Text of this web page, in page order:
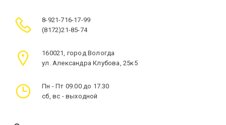
8-921-716-17-99
(8172)21-85-74
160021, город Вологда
ул. Александра Клубова, 25к5
Пн - Пт 09.00 до 17.30
сб, вс - выходной